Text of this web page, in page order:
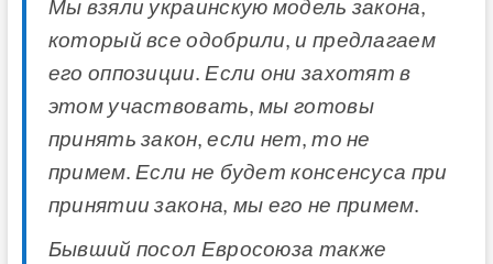
Мы взяли украинскую модель закона,
который все одобрили, и предлагаем
его оппозиции. Если они захотят в
этом участвовать, мы готовы
принять закон, если нет, то не
примем. Если не будет консенсуса при
принятии закона, мы его не примем.
Бывший посол Евросоюза также